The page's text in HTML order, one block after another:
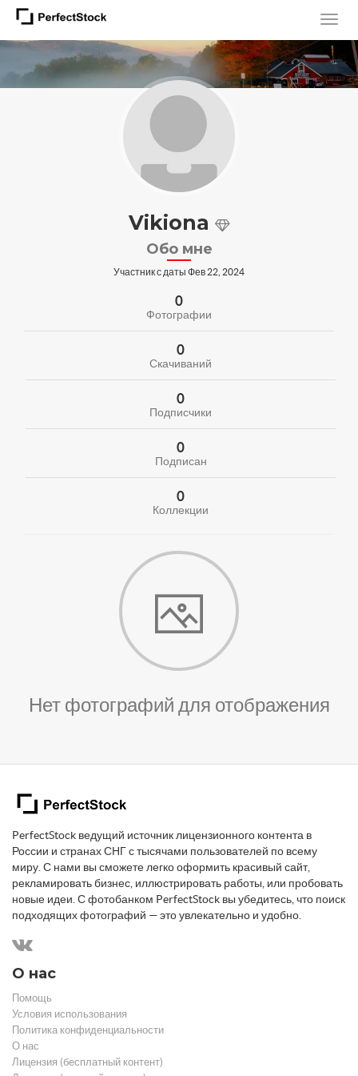
Vikiona
Обо мне
Участник с даты Фев 22, 2024
0
Фотографии
0
Скачиваний
0
Подписчики
0
Подписан
0
Коллекции
Нет фотографий для отображения
PerfectStock ведущий источник лицензионного контента в
России и странах СНГ с тысячами пользователей по всему
миру. С нами вы сможете легко оформить красивый сайт,
рекламировать бизнес, иллюстрировать работы, или пробовать
новые идеи. С фотобанком PerfectStock вы убедитесь, что поиск
подходящих фотографий — это увлекательно и удобно.
О нас
Помощь
Условия использования
Политика конфиденциальности
О нас
Лицензия (бесплатный контент)